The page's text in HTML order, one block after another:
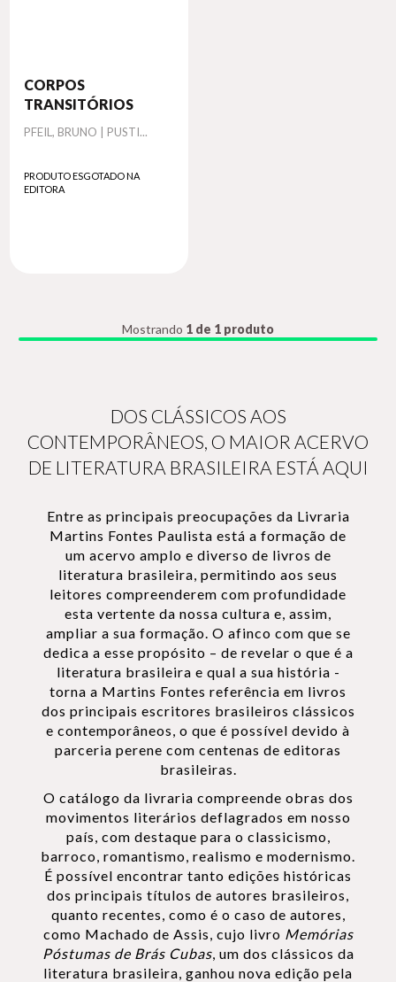
CORPOS
TRANSITÓRIOS
Autor
PFEIL, BRUNO | PUSTI...
PRODUTO ESGOTADO NA
EDITORA
Mostrando 1 de 1 produto
DOS CLÁSSICOS AOS
CONTEMPORÂNEOS, O MAIOR ACERVO
DE LITERATURA BRASILEIRA ESTÁ AQUI
Entre as principais preocupações da Livraria
Martins Fontes Paulista está a formação de
um acervo amplo e diverso de livros de
literatura brasileira, permitindo aos seus
leitores compreenderem com profundidade
esta vertente da nossa cultura e, assim,
ampliar a sua formação. O afinco com que se
dedica a esse propósito – de revelar o que é a
literatura brasileira e qual a sua história -
torna a Martins Fontes referência em livros
dos principais escritores brasileiros clássicos
e contemporâneos, o que é possível devido à
parceria perene com centenas de editoras
brasileiras.
O catálogo da livraria compreende obras dos
movimentos literários deflagrados em nosso
país, com destaque para o classicismo,
barroco, romantismo, realismo e modernismo.
É possível encontrar tanto edições históricas
dos principais títulos de autores brasileiros,
quanto recentes, como é o caso de autores,
como Machado de Assis, cujo livro Memórias
Póstumas de Brás Cubas, um dos clássicos da
literatura brasileira, ganhou nova edição pela